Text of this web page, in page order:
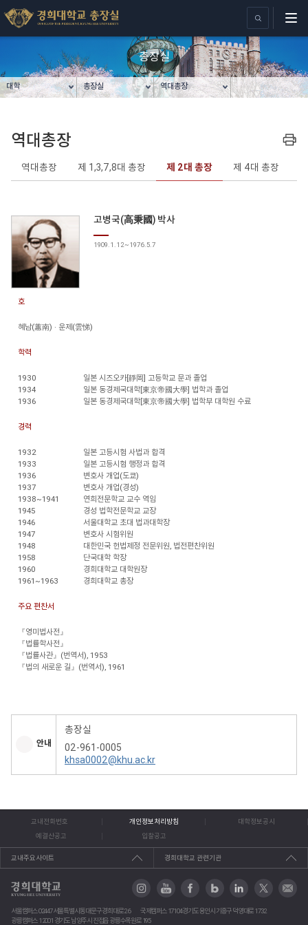
총장실
대학 총장실 역대총장
역대총장
역대총장 제 1,3,7,8대 총장 제 2대 총장 제 4대 총장
고병국(高秉國) 박사
1909.1.12~1976.5.7
호
혜남(蕙南) · 운제(雲悌)
학력
1930
일본 시즈오카[靜岡] 고등학교 문과 졸업
1934
일본 동경제국대학[東京帝國大學] 법학과 졸업
1936
일본 동경제국대학[東京帝國大學] 법학부 대학원 수료
경력
1932
일본 고등시험 사법과 합격
1933
일본 고등시험 행정과 합격
1936
변호사 개업(도쿄)
1937
변호사 개업(경성)
1938~1941
연희전문학교 교수 역임
1945
경성 법학전문학교 교장
1946
서울대학교 초대 법과대학장
1947
변호사 시험위원
1948
대한민국 헌법제정 전문위원, 법전편찬위원
1958
단국대학 학장
1960
경희대학교 대학원장
1961~1963
경희대학교 총장
주요 편찬서
『영미법사전』
『법률학사전』
『법률사관』(번역서), 1953
『법의 새로운 길』(번역서), 1961
안내
총장실
02-961-0005
khsa0002@khu.ac.kr
교내전화번호 개인정보처리방침
대학정보공시
예결산공고
입찰공고
교내주요사이트 경희대학교 관련기관
서울캠퍼스 02447 서울특별시 동대문구 경희대로 26
국제캠퍼스 17104 경기도 용인시 기흥구 덕영대로 1732
광릉캠퍼스 12001 경기도 남양주시 진접읍 광릉수목원로 195